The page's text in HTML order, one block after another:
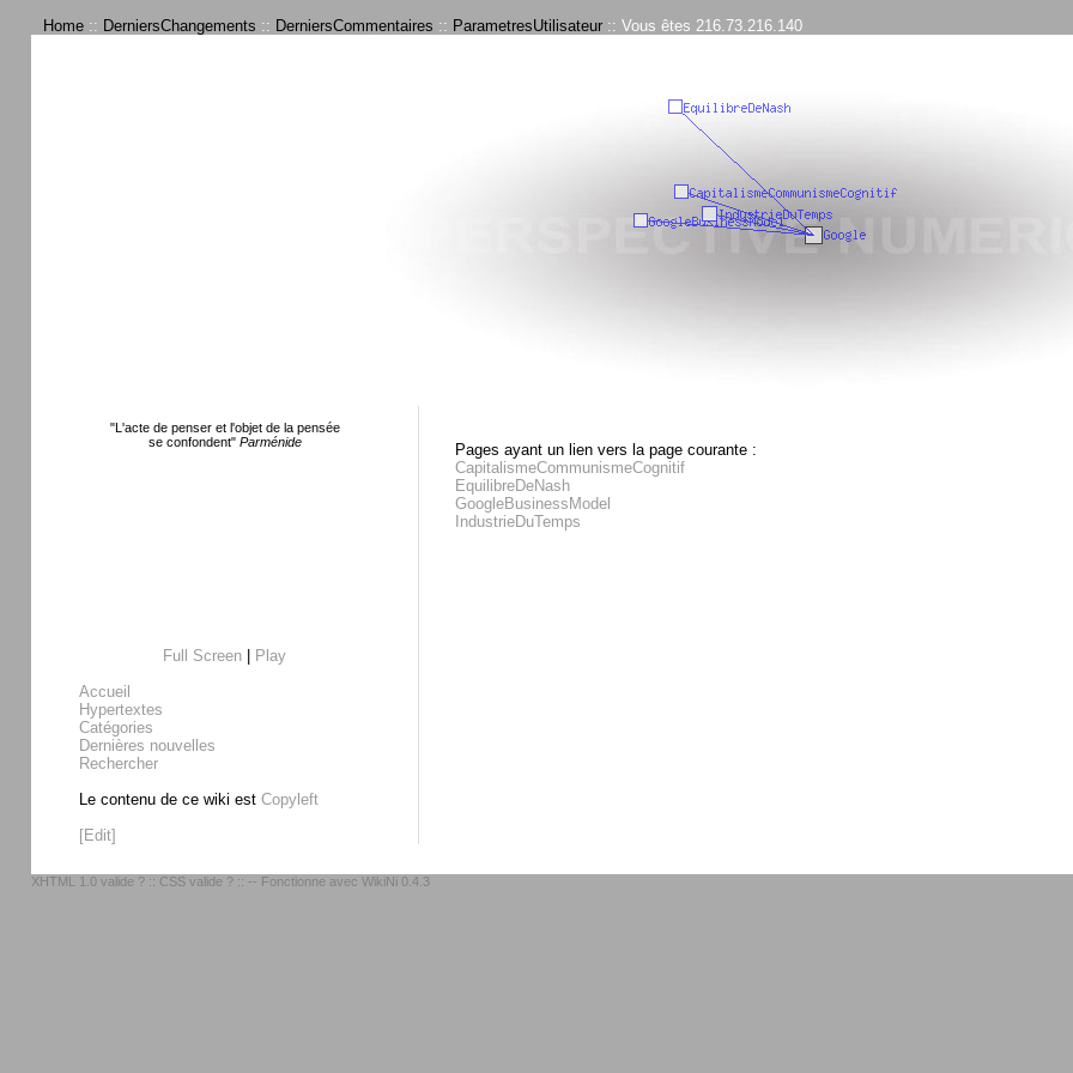
Home :: DerniersChangements :: DerniersCommentaires :: ParametresUtilisateur :: Vous êtes 216.73.216.140
"L'acte de penser et l'objet de la pensée
se confondent"Parménide
Full Screen
Play
Accueil
Hypertextes
Catégories
Dernières nouvelles
Rechercher
Le contenu de ce wiki est Copyleft
[Edit]
Pages ayant un lien vers la page courante :
CapitalismeCommunismeCognitif
EquilibreDeNash
GoogleBusinessModel
IndustrieDuTemps
XHTML 1.0 valide ? :: CSS valide ? :: -- Fonctionne avec WikiNi 0.4.3